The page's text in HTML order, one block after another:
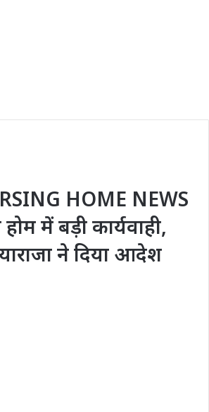
HOME NEWS
में बड़ी कार्यवाही,
ने दिया आदेश